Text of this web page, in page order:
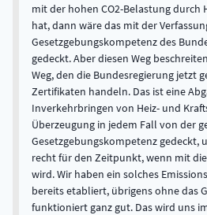
mit der hohen CO2-Belastung durch
hat, dann wäre das mit der
Gesetzgebungskompetenz des
gedeckt. Aber diesen Weg
Weg, den die Bundesregierung jetzt
Zertifikaten handeln. Das ist eine
Inverkehrbringen von Heiz- und
Überzeugung in jedem Fall von der
Gesetzgebungskompetenz gedeckt,
recht für den Zeitpunkt, wenn mit
wird. Wir haben ein solches
bereits etabliert, übrigens ohne das
funktioniert ganz gut. Das wird uns